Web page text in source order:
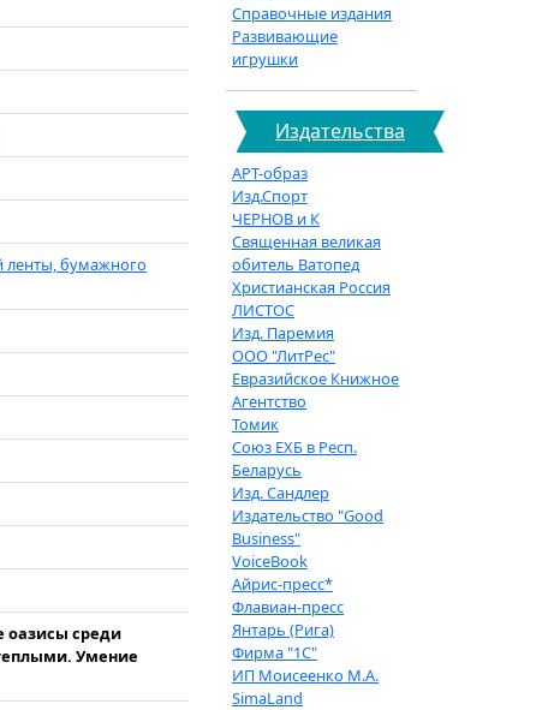
ленты, бумажного
оазисы среди
Умение
Справочные издания
Развивающие
игрушки
Издательства
АРТ-образ
Изд.Спорт
ЧЕРНОВ и К
Священная великая
обитель Ватопед
Христианская Россия
ЛИСТОС
Изд. Паремия
ООО "ЛитРес"
Евразийское Книжное
Агентство
Томик
Союз ЕХБ в Респ.
Беларусь
Изд. Сандлер
Издательство "Good
Business"
VoiceBook
Айрис-пресс*
Флавиан-пресс
Янтарь (Рига)
Фирма "1С"
ИП Моисеенко М.А.
SimaLand